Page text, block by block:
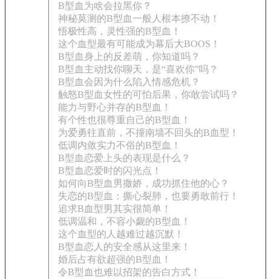
B型血为啥会拉黑你？
神秘莫测的B型血一般人根本撩不动！
悟极性高，灵性强的B型血！
这个血型最有可能成为幕后大BOOS！
B型血身上的反差萌，你知道吗？
B型血主动找你聊天，是“喜欢你”吗？
B型血会因为什么陷入情感危机？
触怒B型血女性的可怕后果，你敢尝试吗？
能力与野心并存的B型血！
有个性也很尊重自己的B型血！
为爱勇往直前，不撞南墙不回头的B血型！
低调内敛实力不俗的B型血！
B型血恋爱上头的表现是什么？
B型血恋爱时的闪光点！
如何向B型血男撒娇，成功抓住他的心？
失恋的B型血：撕心裂肺，也要勇敢前行！
追求B血型男其实很简单！
低调温和，不容小觑的B型血！
这个血型的人越难过越沉默！
B型血恋人的安全感从这里来！
婚后占有欲超强的B型血！
令B型血也难以招架的告白方式！